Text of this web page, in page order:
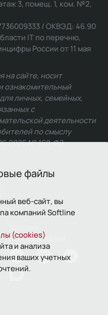
файлы
веб-сайт, вы
компаний Softline
(cookies)
и анализа
ваших учетных
3, помещ. 1, ком. №2,
/ ОКВЭД: 46.90
IT по перечню,
России от 11 мая
на сайте, носит
ознакомительный
личных, семейных,
с
деятельности
по смыслу
№ 168-ФЗ.
использования